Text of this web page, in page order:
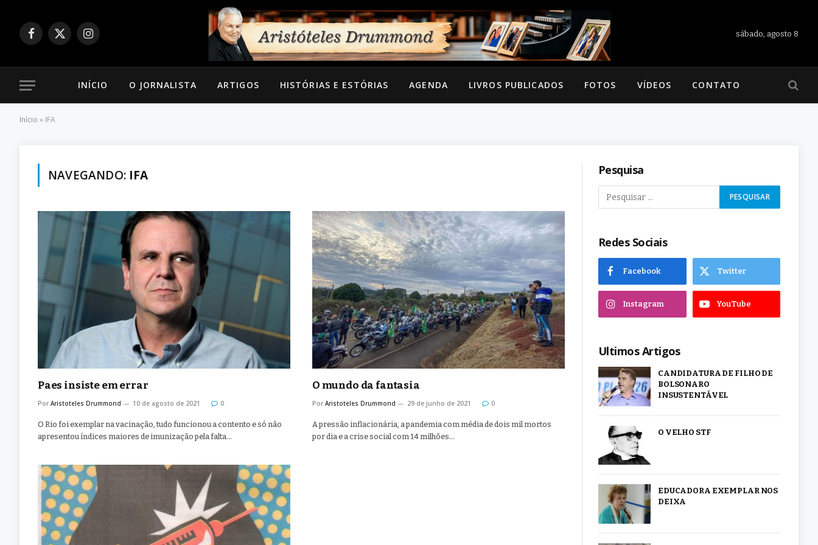
Facebook
X
Instagram
sábado, agosto 8
INÍCIO O JORNALISTA ARTIGOS HISTÓRIAS E ESTÓRIAS AGENDA LIVROS PUBLICADOS FOTOS VÍDEOS CONTATO
Início » IFA
NAVEGANDO: IFA
Paes insiste em errar
Por Aristoteles Drummond 10 de agosto de 2021 0
O Rio foi exemplar na vacinação, tudo funcionou a contento e só não
apresentou índices maiores de imunização pela falta…
O mundo da fantasia
Por Aristoteles Drummond 29 de junho de 2021 0
A pressão inflacionária, a pandemia com média de dois mil mortos
por dia e a crise social com 14 milhões…
Pesquisa
Redes Sociais
Facebook Twitter
Instagram YouTube
Ultimos Artigos
CANDIDATURA DE FILHO DE
BOLSONARO
INSUSTENTÁVEL
O VELHO STF
EDUCADORA EXEMPLAR NOS
DEIXA